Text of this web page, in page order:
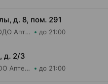
д. 8, пом. 291
Доминантафарм ОДО Аптека №25 до 21:00
д. 2/3
Итера-Мед ИП ООО Аптека №10 до 21:00